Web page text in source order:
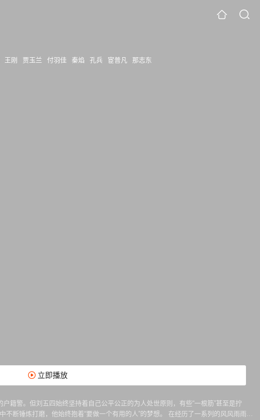
王刚 贾玉兰 付羽佳 秦焰 孔兵 宦普凡
那志东
立即播放
籍警。但刘五四始终坚持着自己公平公正的为人处世原则，有些“一根筋”甚至是拧
断锤炼打磨，他始终抱着“要做一个有用的人”的梦想。 在经历了一系列的风风雨雨之